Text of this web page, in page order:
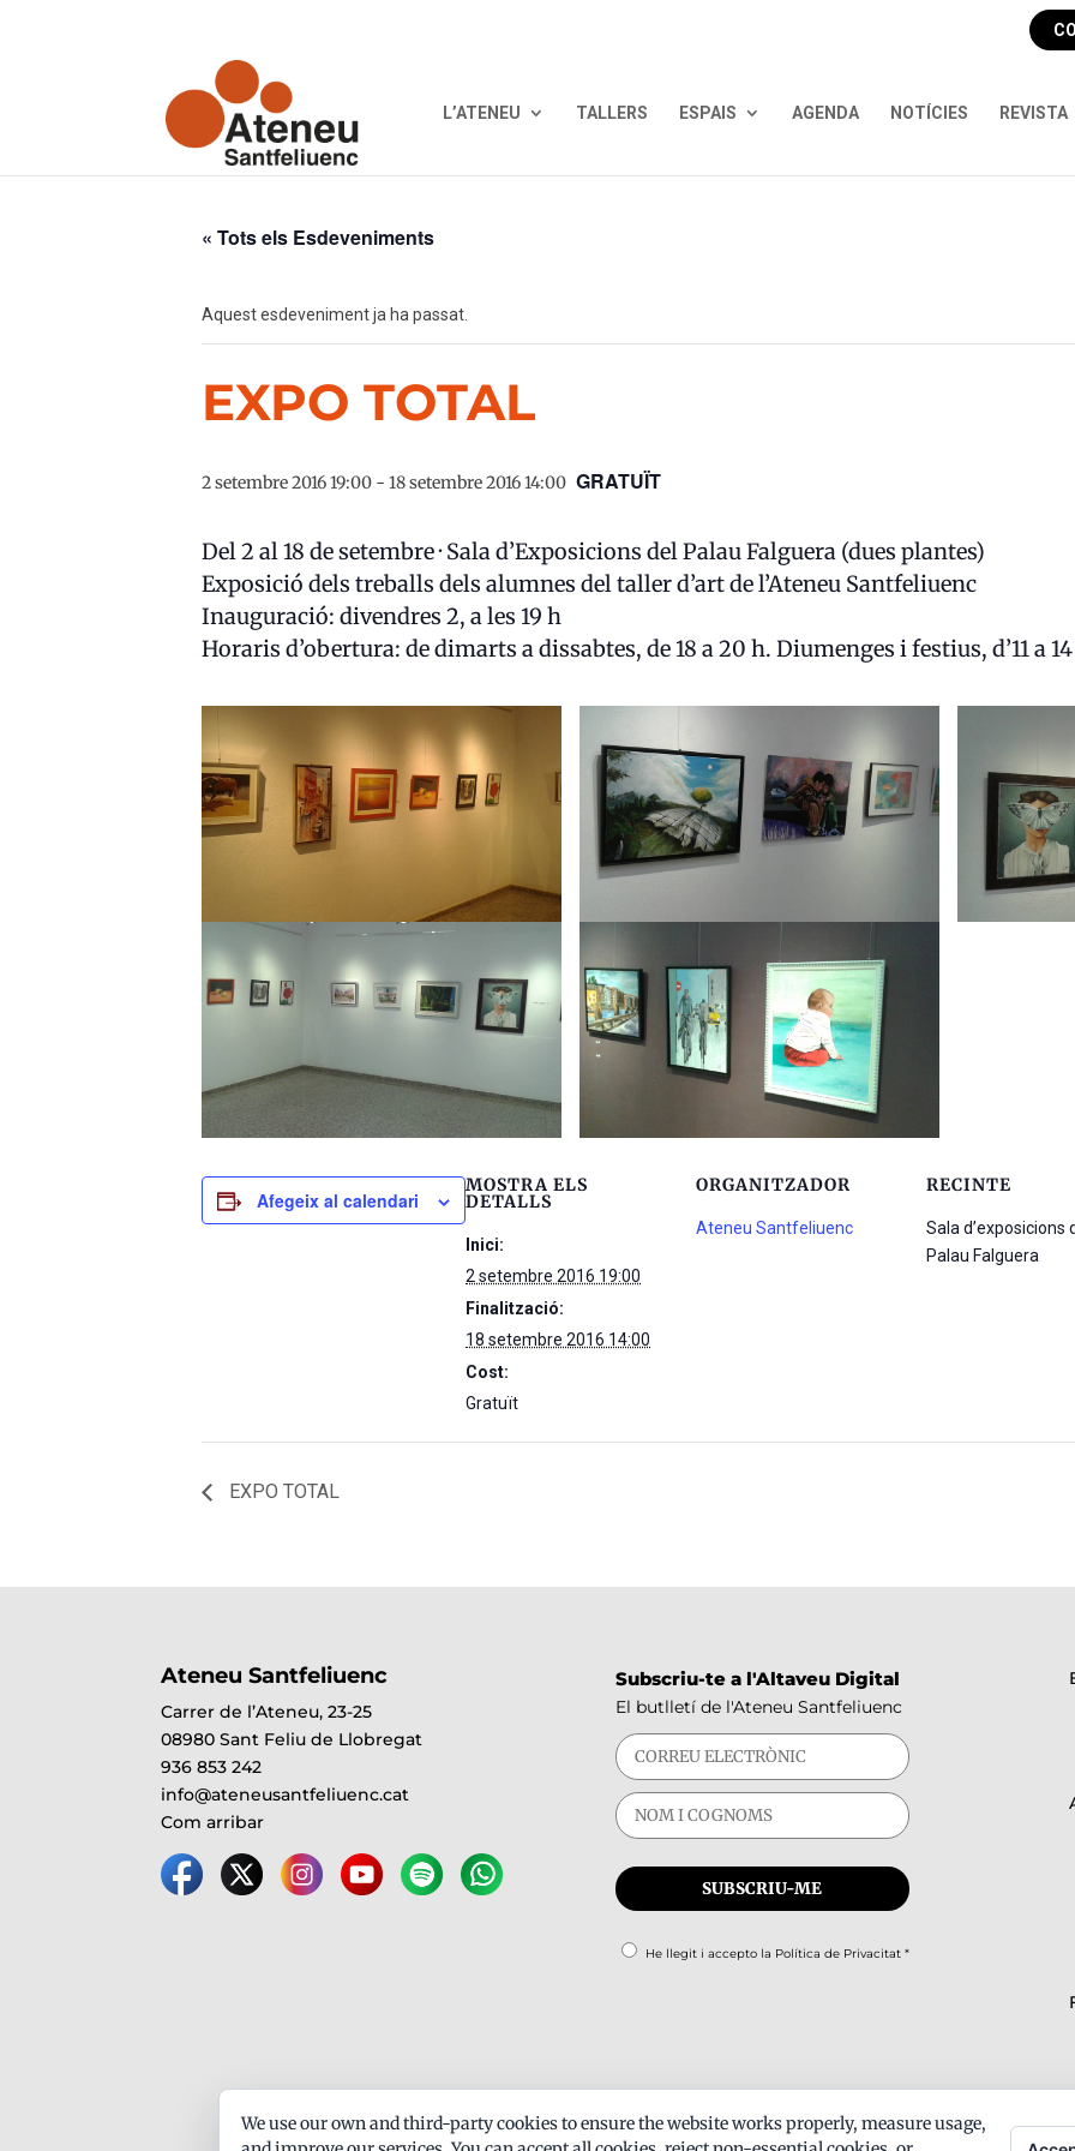
L’ATENEU TALLERS ESPAIS AGENDA NOTÍCIES REVISTA
« Tots els Esdeveniments
Aquest esdeveniment ja ha passat.
EXPO TOTAL
2 setembre 2016 19:00 - 18 setembre 2016 14:00 GRATUÏT
Del 2 al 18 de setembre · Sala d’Exposicions del Palau Falguera (dues plantes)
Exposició dels treballs dels alumnes del taller d’art de l’Ateneu Santfeliuenc
Inauguració: divendres 2, a les 19 h
Horaris d’obertura: de dimarts a dissabtes, de 18 a 20 h. Diumenges i festius, d’11 a
Afegeix al calendari
MOSTRA ELS
DETALLS
Inici:
2 setembre 2016 19:00
Finalització:
18 setembre 2016 14:00
Cost:
Gratuït
ORGANITZADOR
Ateneu Santfeliuenc
RECINTE
Sala d’exposicions
Palau Falguera
EXPO TOTAL
Ateneu Santfeliuenc
Carrer de l’Ateneu, 23-25
08980 Sant Feliu de Llobregat
936 853 242
info@ateneusantfeliuenc.cat
Com arribar
Subscriu-te a l'Altaveu Digital
El butlletí de l'Ateneu Santfeliuenc
He llegit i accepto la Política de Privacitat*
We use our own and third-party cookies to ensure the website works properly, measure usage,